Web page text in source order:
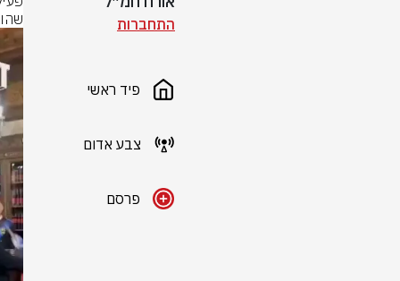
התחברות
פיד ראשי
צבע אדום
פרסם